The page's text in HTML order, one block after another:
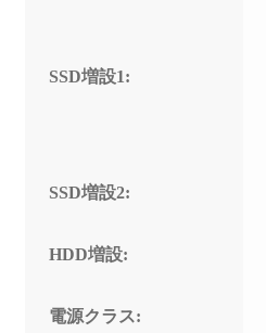
SSD増設1:
SSD増設2:
HDD増設:
電源クラス: